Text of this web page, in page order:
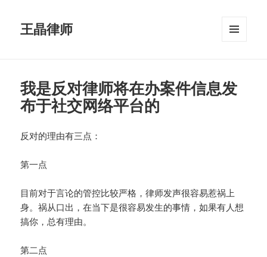
王晶律师
我是反对律师将在办案件信息发
布于社交网络平台的
反对的理由有三点：
第一点
目前对于言论的管控比较严格，律师发声很容易惹祸上
身。祸从口出，在当下是很容易发生的事情，如果有人想
搞你，总有理由。
第二点